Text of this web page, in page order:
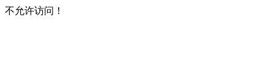
不允许访问！